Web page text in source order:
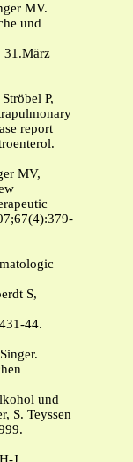
MV.
und
31.März
P,
report
MV,
S,
44.
und
S. Teyssen